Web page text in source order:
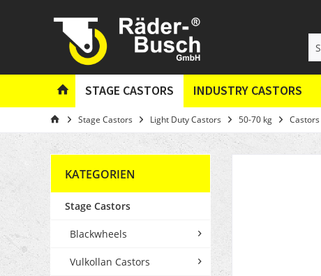
STAGE CASTORS INDUSTRY CASTORS
Stage Castors Light Duty Castors 50-70 kg Castors
KATEGORIEN
Stage Castors
Blackwheels
Vulkollan Castors